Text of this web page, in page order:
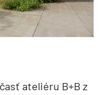
ateliéru B+B z